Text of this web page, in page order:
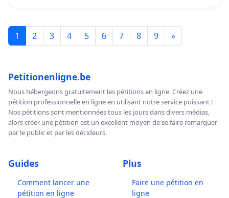
1 2 3 4 5 6 7 8 9 »
Petitionenligne.be
Nous hébergeons gratuitement les pétitions en ligne. Créez une
pétition professionnelle en ligne en utilisant notre service puissant !
Nos pétitions sont mentionnées tous les jours dans divers médias,
alors créer une pétition est un excellent moyen de se faire remarquer
par le public et par les décideurs.
Guides
Comment lancer une
pétition en ligne
Plus
Faire une pétition en
ligne